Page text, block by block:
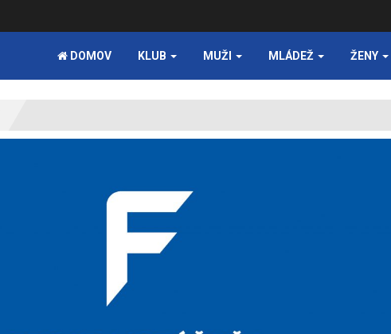
DOMOV KLUB MUŽI MLÁDEŽ ŽENY